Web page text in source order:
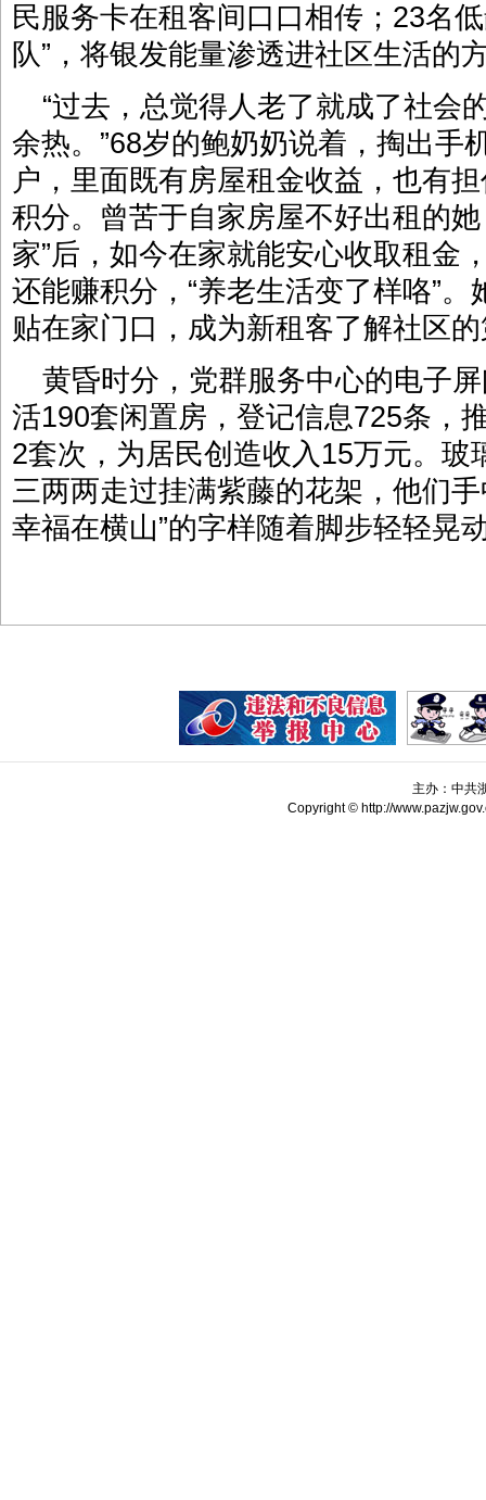
民服务卡在租客间口口相传；23名
队”，将银发能量渗透进社区生活
“过去，总觉得人老了就成了社会
余热。”68岁的鲍奶奶说着，掏出手
户，里面既有房屋租金收益，也有
积分。曾苦于自家房屋不好出租的
家”后，如今在家就能安心收取租金
还能赚积分，“养老生活变了样咯”
贴在家门口，成为新租客了解社区
黄昏时分，党群服务中心的电子
活190套闲置房，登记信息725条，
2套次，为居民创造收入15万元。玻
三两两走过挂满紫藤的花架，他们
幸福在横山”的字样随着脚步轻轻晃
主办：中共
Copyright © http://